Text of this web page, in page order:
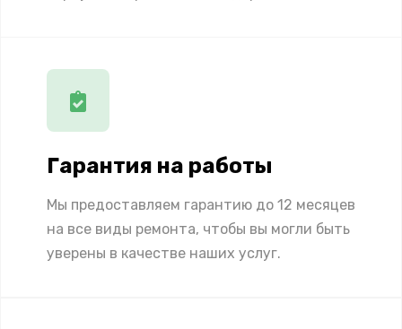
Гарантия на работы
Мы предоставляем гарантию до 12 месяцев
на все виды ремонта, чтобы вы могли быть
уверены в качестве наших услуг.